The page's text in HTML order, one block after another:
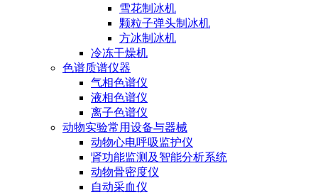
雪花制冰机
颗粒子弹头制冰机
方冰制冰机
冷冻干燥机
色谱质谱仪器
气相色谱仪
液相色谱仪
离子色谱仪
动物实验常用设备与器械
动物心电呼吸监护仪
肾功能监测及智能分析系统
动物骨密度仪
自动采血仪